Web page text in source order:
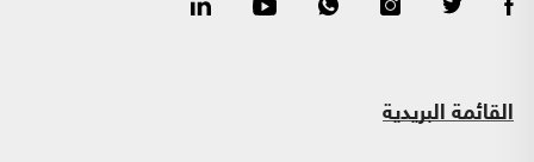
القائمة البريدية